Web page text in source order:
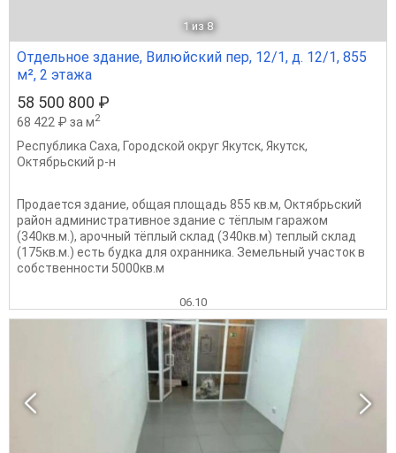
1 из 8
Отдельное здание, Вилюйский пер, 12/1, д. 12/1, 855
м², 2 этажа
58 500 800 ₽
68 422 ₽ за м2
Республика Саха, Городской округ Якутск, Якутск,
Октябрьский р-н
Продается здание, общая площадь 855 кв.м, Октябрьский
район административное здание с тёплым гаражом
(340кв.м.), арочный тёплый склад (340кв.м) теплый склад
(175кв.м.) есть будка для охранника. Земельный участок в
собственности 5000кв.м
06.10